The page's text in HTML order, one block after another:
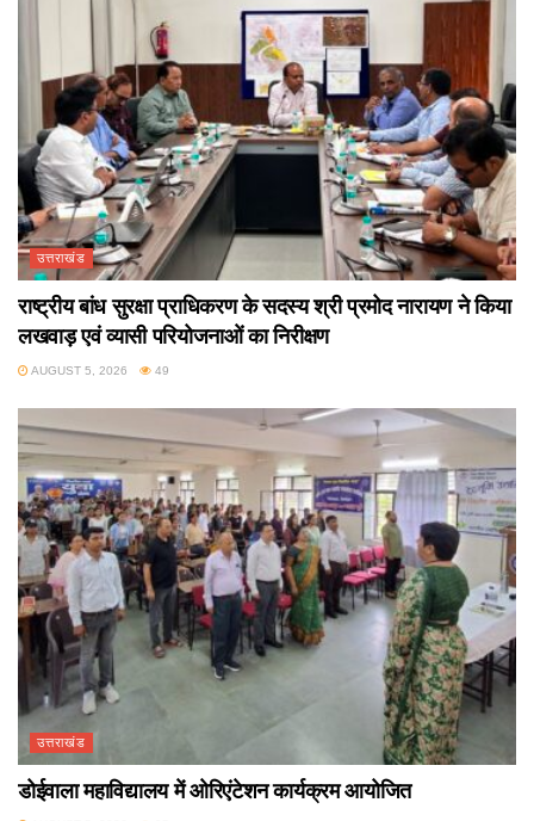
उत्तराखंड
राष्ट्रीय बांध सुरक्षा प्राधिकरण के सदस्य श्री प्रमोद नारायण ने किया
लखवाड़ एवं व्यासी परियोजनाओं का निरीक्षण
AUGUST 5, 2026 49
उत्तराखंड
डोईवाला महाविद्यालय में ओरिएंटेशन कार्यक्रम आयोजित